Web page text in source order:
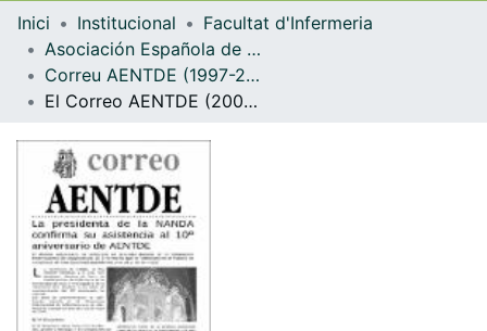
Navega per tot el DD
Com publicar
Contacte
Inici Institucional
Facultat d'Infermeria
Asociación Española de Nomenclatura, Taxonomía y Diagnósticos de Enfermería (AENTDE)
Correu AENTDE (1997-2013)
El Correo AENTDE (2006/1)